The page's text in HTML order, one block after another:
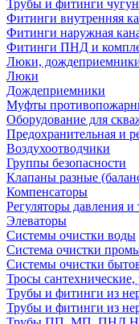
Трубы и фитинги
Фитинги внутренняя
Фитинги наружная
Фитинги ПНД и
Люки,
Люки
Дождеприемники
Муфты
Оборудование для
Предохранительная и
Воздухоотводчики
Группы безопасности
Клапаны разные
Компенсаторы
Регуляторы давления и
Элеваторы
Системы очистки воды
Система очистки
Системы очистки
Тросы сантехнические,
Трубы и фитинги из
Трубы и фитинги из